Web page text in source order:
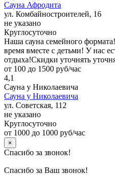
Сауна Афродита
ул. Комбайностроителей, 16
не указано
Круглосуточно
Наша сауна семейного
время вместе с детьми! У нас
отдыха!Скидки уточнять
от 100 до 1500 руб/час
4,1
Сауна у Николаевича
Сауна у Николаевича
ул. Советская, 112
не указано
Круглосуточно
от 1000 до 1000 руб/час
×
Спасибо за звонок!
Спасибо за Ваш звонок!